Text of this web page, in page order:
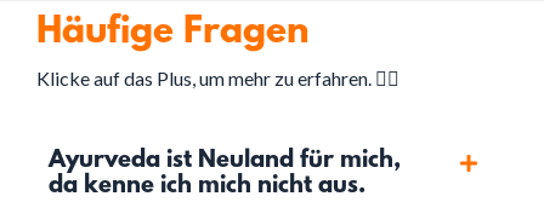
Häufige Fragen
Klicke auf das Plus, um mehr zu erfahren. 👇🏻
Ayurveda ist Neuland für mich,
da kenne ich mich nicht aus.